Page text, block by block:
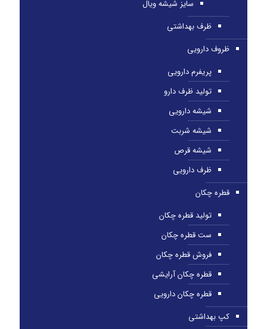
سایز شیشه ویال
ظرف بهداشتی
ظروف دارویی
پریفرم دارویی
تولید ظرف دارو
شیشه دارویی
شیشه شربت
شیشه قرص
ظرف دارویی
قطره چکان
تولید قطره چکان
ست قطره چکان
فروش قطره چکان
قطره چکان آرایشی
قطره چکان دارویی
کپ بهداشتی